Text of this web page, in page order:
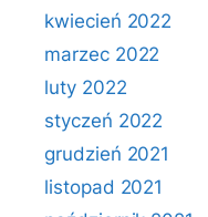
kwiecień 2022
marzec 2022
luty 2022
styczeń 2022
grudzień 2021
listopad 2021